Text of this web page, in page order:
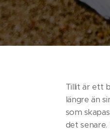
Tillit är ett
längre än
som
det